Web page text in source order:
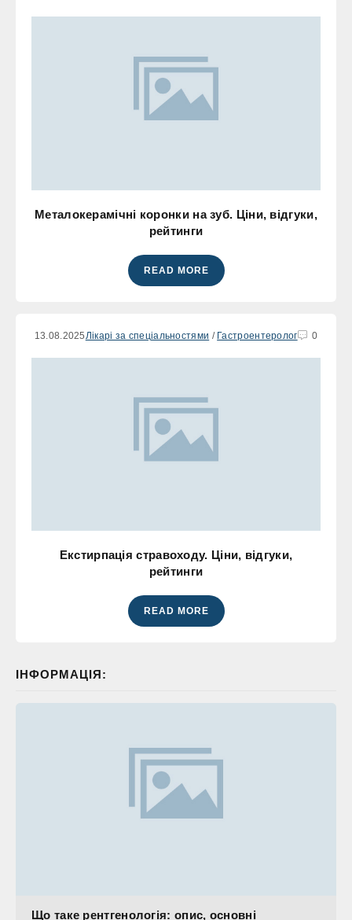
Металокерамічні коронки на зуб. Ціни, відгуки,
рейтинги
READ MORE
13.08.2025 Лікарі за спеціальностями / Гастроентеролог 0
Екстирпація стравоходу. Ціни, відгуки,
рейтинги
READ MORE
ІНФОРМАЦІЯ:
Що таке рентгенологія: опис, основні